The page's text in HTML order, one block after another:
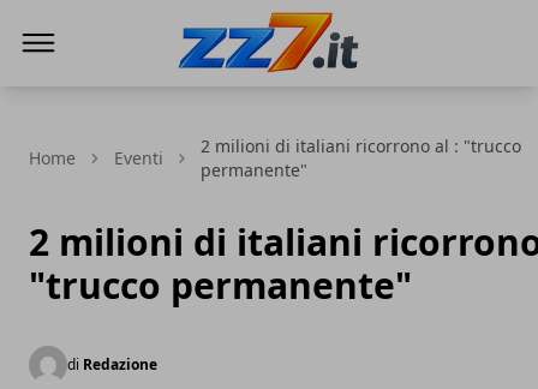
Home Eventi
2 milioni di italiani ricorrono al : "trucco
permanente"
2 milioni di italiani
"trucco permanente"
di Redazione